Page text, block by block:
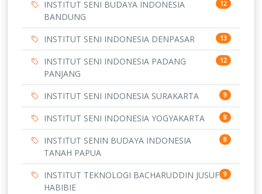
INSTITUT SENI BUDAYA INDONESIA
BANDUNG
12
INSTITUT SENI INDONESIA DENPASAR 13
INSTITUT SENI INDONESIA PADANG
PANJANG
12
INSTITUT SENI INDONESIA SURAKARTA 9
INSTITUT SENI INDONESIA YOGYAKARTA 8
INSTITUT SENIN BUDAYA INDONESIA
TANAH PAPUA
8
INSTITUT TEKNOLOGI BACHARUDDIN JUSUF
HABIBIE
9